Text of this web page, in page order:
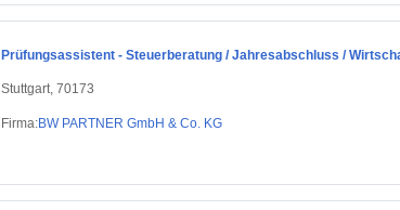
Prüfungsassistent - Steuerberatung / Jahresabschluss /
Stuttgart, 70173
Firma:BW PARTNER GmbH & Co. KG